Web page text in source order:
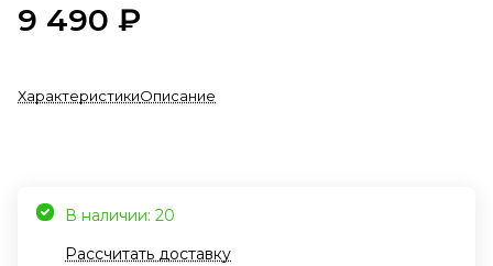
9 490 ₽
ХарактеристикиОписание
В наличии: 20
Рассчитать доставку